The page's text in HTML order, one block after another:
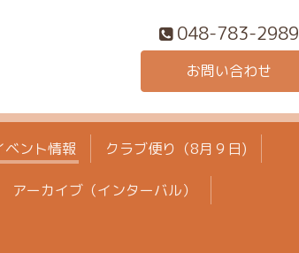
048-783-2989
お問い合わせ
ベント情報 クラブ便り（8月９日)
アーカイブ（インターバル）